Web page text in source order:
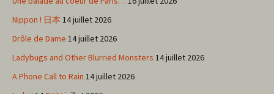
Nippon ! 日本 14 juillet 2026
Drôle de Dame 14 juillet 2026
Ladybugs and Other Blurried Monsters 14 juillet 2026
A Phone Call to Rain 14 juillet 2026